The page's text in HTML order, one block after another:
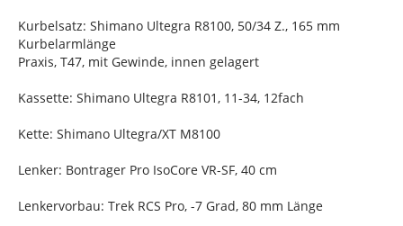
Kurbelsatz: Shimano Ultegra R8100, 50/34 Z., 165 mm
Kurbelarmlänge
Praxis, T47, mit Gewinde, innen gelagert
Kassette: Shimano Ultegra R8101, 11-34, 12fach
Kette: Shimano Ultegra/XT M8100
Lenker: Bontrager Pro IsoCore VR-SF, 40 cm
Lenkervorbau: Trek RCS Pro, -7 Grad, 80 mm Länge